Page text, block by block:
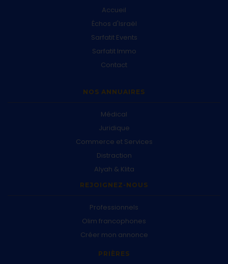
Accueil
Échos d'Israël
Sarfatit Events
Sarfatit Immo
Contact
NOS ANNUAIRES
Médical
Juridique
Commerce et Services
Distraction
Alyah & Klita
REJOIGNEZ-NOUS
Professionnels
Olim francophones
Créer mon annonce
PRIÈRES